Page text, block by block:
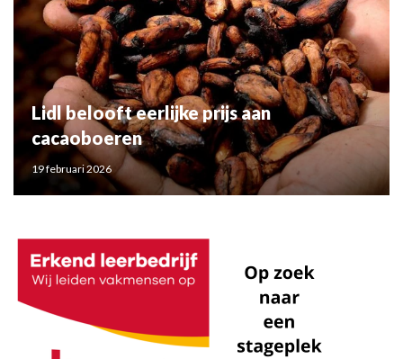
Lidl belooft eerlijke prijs aan
cacaoboeren
19 februari 2026